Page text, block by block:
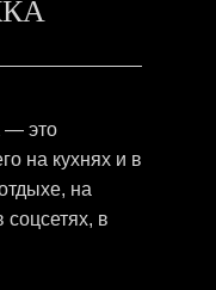
— это
на кухнях и в
на
соцсетях, в